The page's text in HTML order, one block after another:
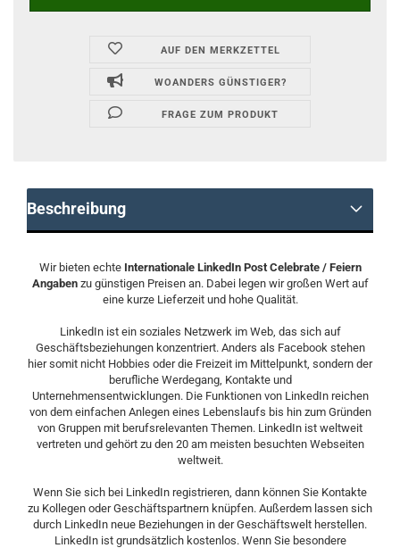
AUF DEN MERKZETTEL
WOANDERS GÜNSTIGER?
FRAGE ZUM PRODUKT
Beschreibung
Wir bieten echte Internationale LinkedIn Post Celebrate / Feiern
Angabenzu günstigen Preisen an. Dabei legen wir großen Wert auf
eine kurze Lieferzeit und hohe Qualität.
LinkedIn ist ein soziales Netzwerk im Web, das sich auf
Geschäftsbeziehungen konzentriert. Anders als Facebook stehen
hier somit nicht Hobbies oder die Freizeit im Mittelpunkt, sondern der
berufliche Werdegang, Kontakte und
Unternehmensentwicklungen. Die Funktionen von LinkedIn reichen
von dem einfachen Anlegen eines Lebenslaufs bis hin zum Gründen
von Gruppen mit berufsrelevanten Themen. LinkedIn ist weltweit
vertreten und gehört zu den 20 am meisten besuchten Webseiten
weltweit.
Wenn Sie sich bei LinkedIn registrieren, dann können Sie Kontakte
zu Kollegen oder Geschäftspartnern knüpfen. Außerdem lassen sich
durch LinkedIn neue Beziehungen in der Geschäftswelt herstellen.
LinkedIn ist grundsätzlich kostenlos. Wenn Sie besondere